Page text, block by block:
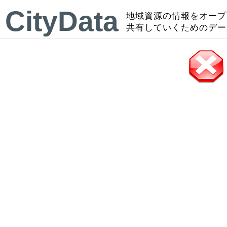
CityData
地域資源の情報をオー
共有していくためのデ